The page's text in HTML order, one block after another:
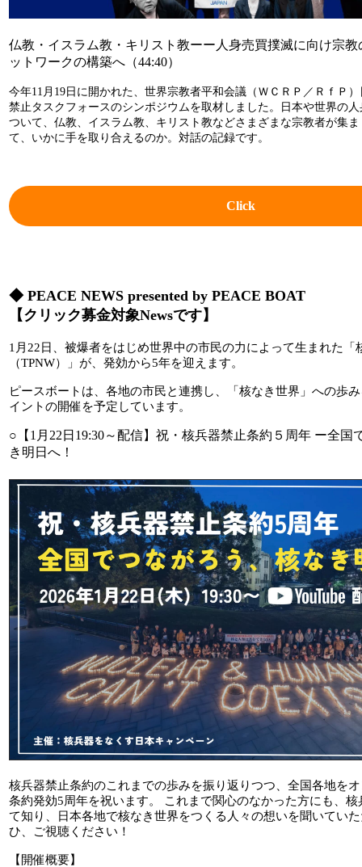
仏教・イスラム教・キリスト教ーー人身売買撲滅に向け宗
ットワークの構築へ（44:40）
今年11月19日に開かれた、世界宗教者平和会議（ＷＣＲＰ／ＲｆＰ
禁止タスクフォースのシンポジウムを取材しました。日本や世界の
ついて、仏教、イスラム教、キリスト教などさまざまな宗教者が集
て、いかに手を取り合えるのか。対話の記録です。
Click
◆ PEACE NEWS presented by PEACE BOAT
【クリック募金対象Newsです】
1月22日、被爆者をはじめ世界中の市民の力によって生まれた「
（TPNW）」が、発効から5年を迎えます。
ピースボートは、各地の市民と連携し、「核なき世界」への歩
イントの開催を予定しています。
○ 【1月22日19:30～配信】祝・核兵器禁止条約５周年 ー全国
き明日へ！
核兵器禁止条約のこれまでの歩みを振り返りつつ、全国各地を
条約発効5周年を祝います。 これまで関心のなかった方にも、
て知り、日本各地で核なき世界をつくる人々の想いを聞いてい
ひ、ご視聴ください！
【開催概要】